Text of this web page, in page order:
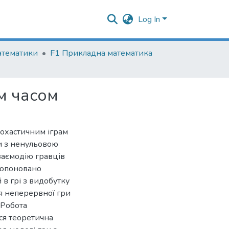
Log In
F1 Прикладна математика
часом
іграм
з ненульовою
гравців
грі з видобутку
неперервної гри
теоретична